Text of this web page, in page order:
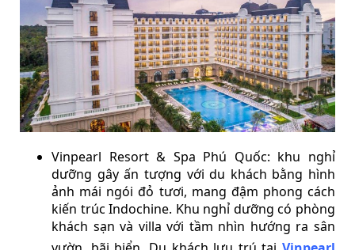
Vinpearl Resort & Spa Phú Quốc: khu nghỉ
dưỡng gây ấn tượng với du khách bằng hình
ảnh mái ngói đỏ tươi, mang đậm phong cách
kiến trúc Indochine. Khu nghỉ dưỡng có phòng
khách sạn và villa với tầm nhìn hướng ra sân